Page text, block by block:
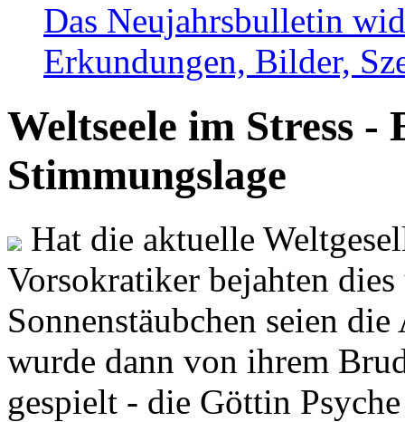
Das Neujahrsbulletin
Erkundungen, Bilder,
Weltseele im Stress -
Stimmungslage
Hat die aktuelle
Vorsokratiker bejahten
Sonnenstäubchen seien
wurde dann von ihrem
gespielt - die Göttin